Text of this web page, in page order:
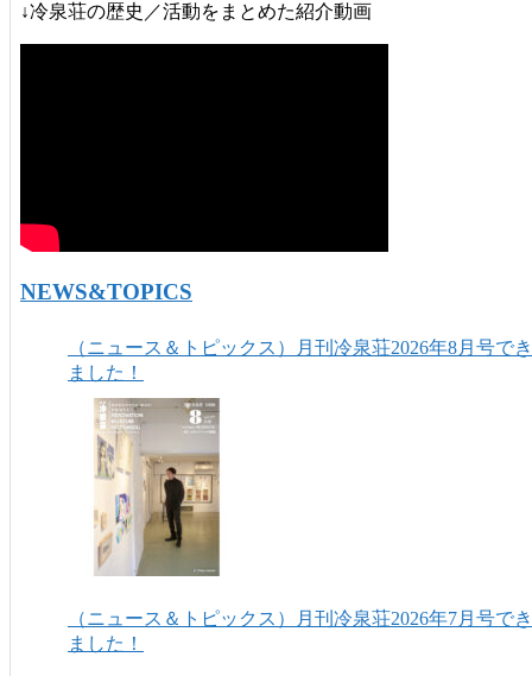
↓冷泉荘の歴史／活動をまとめた紹介動画
NEWS&TOPICS
（ニュース＆トピックス）月刊冷泉荘2026年8月号でき
ました！
（ニュース＆トピックス）月刊冷泉荘2026年7月号でき
ました！